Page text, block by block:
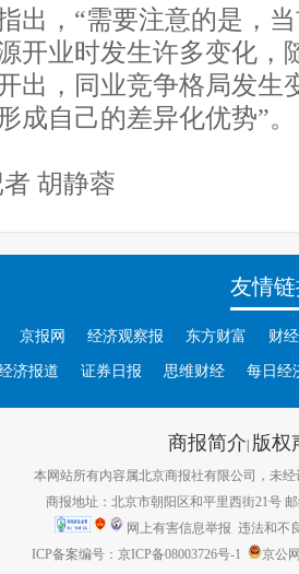
出，“需要注意的是，
开业时发生许多变化，
出，同业竞争格局发生
成自己的差异化优势”。
胡静蓉
友情
京报网 经济观察报 东方财富 财
济报道 证券日报 思维财经 每日经
商报简介| 版权
本网站所有内容属北京商报社有限公司，未经
商报地址：北京市朝阳区和平里西街21号
网上有害信息举报 违法和不
ICP备案编号：京ICP备08003726号-1
京公